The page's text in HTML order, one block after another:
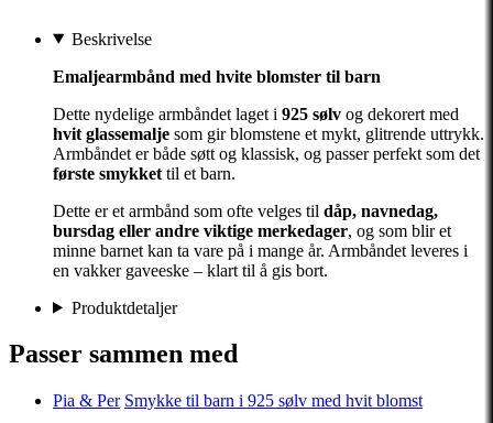
Beskrivelse
Emaljearmbånd med hvite blomster til barn
Dette nydelige armbåndet laget i 925 sølv og dekorert med
hvit glassemalje som gir blomstene et mykt, glitrende uttrykk.
Armbåndet er både søtt og klassisk, og passer perfekt som det
første smykket til et barn.
Dette er et armbånd som ofte velges til dåp, navnedag,
bursdag eller andre viktige merkedager, og som blir et
minne barnet kan ta vare på i mange år. Armbåndet leveres i
en vakker gaveeske – klart til å gis bort.
Produktdetaljer
Passer sammen med
Pia & Per Smykke til barn i 925 sølv med hvit blomst